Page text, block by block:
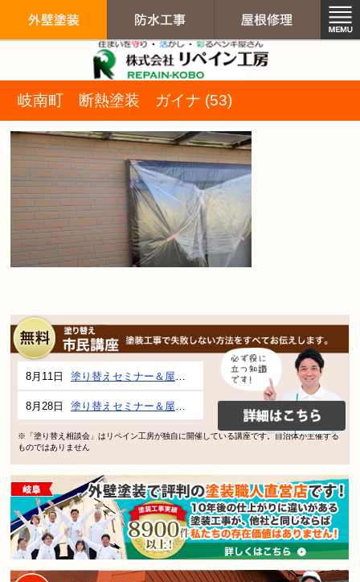
岐南町 断熱塗装 ガイナ (53)
8月11日 塗り替えセミナー＆屋根、外壁の塗り替え市民講座 inぎふメディアコスモス
8月28日 塗り替えセミナー＆屋根、外壁の塗り替え市民講座 inぎふメディアコスモス
※「塗り替え相談会」はリペイン工房が独自に開催している講座です。自治体が主催する
ものではありません